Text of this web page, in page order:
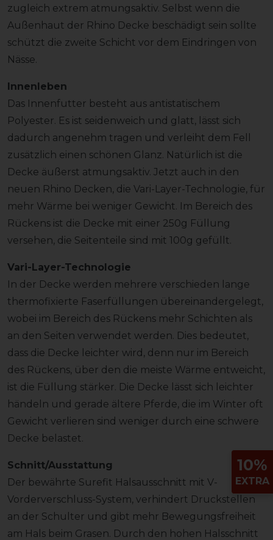
zugleich extrem atmungsaktiv. Selbst wenn die
Außenhaut der Rhino Decke beschädigt sein sollte
schützt die zweite Schicht vor dem Eindringen von
Nässe.
Innenleben
Das Innenfutter besteht aus antistatischem
Polyester. Es ist seidenweich und glatt, lässt sich
dadurch angenehm tragen und verleiht dem Fell
zusätzlich einen schönen Glanz. Natürlich ist die
Decke äußerst atmungsaktiv. Jetzt auch in den
neuen Rhino Decken, die Vari-Layer-Technologie, für
mehr Wärme bei weniger Gewicht. Im Bereich des
Rückens ist die Decke mit einer 250g Füllung
versehen, die Seitenteile sind mit 100g gefüllt.
Vari-Layer-Technologie
In der Decke werden mehrere verschieden lange
thermofixierte Faserfüllungen übereinandergelegt,
wobei im Bereich des Rückens mehr Schichten als
an den Seiten verwendet werden. Dies bedeutet,
dass die Decke leichter wird, denn nur im Bereich
des Rückens, über den die meiste Wärme entweicht,
ist die Füllung stärker. Die Decke lässt sich leichter
händeln und gerade ältere Pferde, die im Winter oft
Gewicht verlieren sind weniger durch eine schwere
Decke belastet.
Schnitt/Ausstattung
Der bewährte Surefit Halsausschnitt mit V-
Vorderverschluss-System, verhindert Druckstellen
an der Schulter und gibt mehr Bewegungsfreiheit
am Hals beim Grasen. Durch den hohen Halsschnitt
10%
EXTRA